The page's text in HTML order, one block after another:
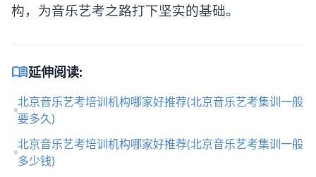
构，为音乐艺考之路打下坚实的基础。
menu_book延伸阅读:
北京音乐艺考培训机构哪家好推荐(北京音乐艺考集训一般
要多久)
北京音乐艺考培训机构哪家好推荐(北京音乐艺考集训一般
多少钱)